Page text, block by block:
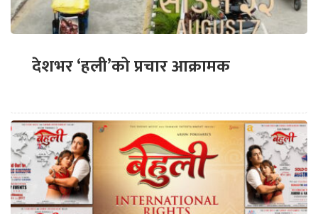
देशभर ‘हली’को प्रचार आक्रामक